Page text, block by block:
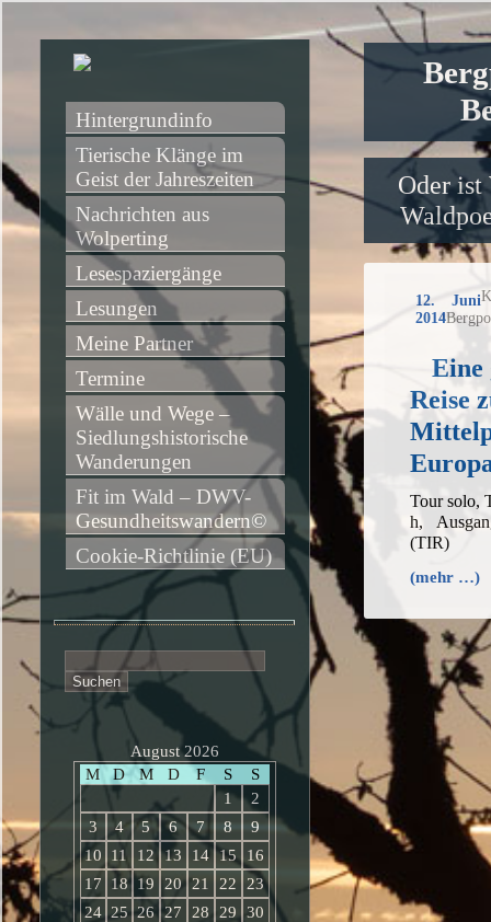
Oder ist
12. Juni
2014
Eine
Reise
Tour solo,
h,
(TIR)
(mehr …)
Hintergrundinfo
Tierische Klänge im
Geist der Jahreszeiten
Nachrichten aus
Wolperting
Lesespaziergänge
Lesungen
Meine Partner
Termine
Wälle und Wege –
Siedlungshistorische
Wanderungen
Fit im Wald – DWV-
Gesundheitswandern©
Cookie-Richtlinie (EU)
nach:
August 2026
M
D M D F S
S
1
2
3
4 5 6 7 8
9
10
11 12 13 14 15
16
17
18 19 20 21 22
23
24 25 26 27 28 29
30